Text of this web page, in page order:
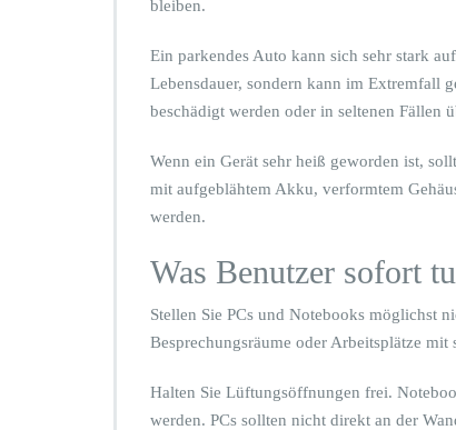
bleiben.
Ein parkendes Auto kann sich sehr stark
Lebensdauer, sondern kann im Extremfall
beschädigt werden oder in seltenen Fällen
Wenn ein Gerät sehr heiß geworden ist,
mit aufgeblähtem Akku, verformtem
werden.
Was Benutzer sofort
Stellen Sie PCs und Notebooks möglichst
Besprechungsräume oder Arbeitsplätze
Halten Sie Lüftungsöffnungen frei.
werden. PCs sollten nicht direkt an der